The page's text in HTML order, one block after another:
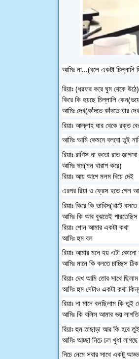
আমিঃ না...(বলে একটা চিল্লানি
রিয়াঃ (ধরফর করে ঘুম থেকে উঠে)
কিরে কি হয়ছে চিল্লালি
আমিঃ দেখ(কাঁদতে কাঁদতে ঘার
রিয়াঃ আল্লাহ ঘার থেকে রক্ত
আমিঃ আমি কেমনে বলবো তুই
রিয়াঃ রাগিস না কতো রাত
আমিঃ হুম(মন খারাপ করে)
রিয়াঃ আয় আগে মলম দিয়ে দেই
এরপর রিয়া ও ফ্রেস হতে গেল
রিয়াঃ কিরে কি ভাবিস(খাটে
আমিঃ কি আর বুঝতেই পারতেছিস
রিয়াঃ শোন আমার একটা কথা
আমিঃ হুম বল
রিয়াঃ আমার মনে হয় এটা
আমিঃ মানে কি বলতে চাচ্ছিস
রিয়াঃ দেখ আমি তোর সাথে
আমিঃ হুম সেটাও একটা কথা
রিয়াঃ না মানে বলছিলাম কি
আমিঃ কি বলিস আমার ভয়
রিয়াঃ হুম তাছাড়া আর কি হবে
আমিঃ আচ্ছা নিচে চল খুধা
নিচে নেমে সবার সাথে একটু